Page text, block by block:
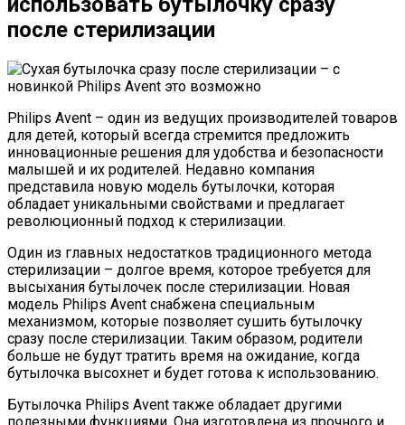
после стерилизации
Philips Avent – один из ведущих производителей товаров
для детей, который всегда стремится предложить
инновационные решения для удобства и безопасности
малышей и их родителей. Недавно компания
представила новую модель бутылочки, которая
обладает уникальными свойствами и предлагает
революционный подход к стерилизации.
Один из главных недостатков традиционного метода
стерилизации – долгое время, которое требуется для
высыхания бутылочек после стерилизации. Новая
модель Philips Avent снабжена специальным
механизмом, которые позволяет сушить бутылочку
сразу после стерилизации. Таким образом, родители
больше не будут тратить время на ожидание, когда
бутылочка высохнет и будет готова к использованию.
Бутылочка Philips Avent также обладает другими